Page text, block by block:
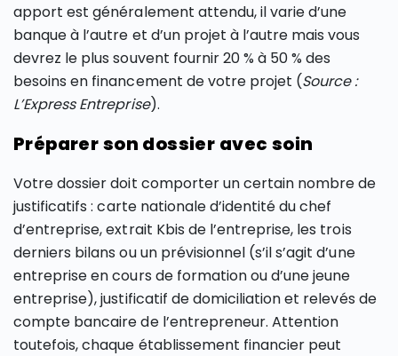
apport est généralement attendu, il varie d’une
banque à l’autre et d’un projet à l’autre mais vous
devrez le plus souvent fournir 20 % à 50 % des
besoins en financement de votre projet (Source :
L’Express Entreprise).
Préparer son dossier avec soin
Votre dossier doit comporter un certain nombre de
justificatifs : carte nationale d’identité du chef
d’entreprise, extrait Kbis de l’entreprise, les trois
derniers bilans ou un prévisionnel (s’il s’agit d’une
entreprise en cours de formation ou d’une jeune
entreprise), justificatif de domiciliation et relevés de
compte bancaire de l’entrepreneur. Attention
toutefois, chaque établissement financier peut